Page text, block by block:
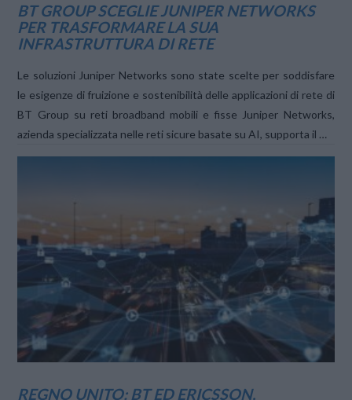
VIEW POST
BT GROUP SCEGLIE JUNIPER NETWORKS
PER TRASFORMARE LA SUA
INFRASTRUTTURA DI RETE
Le soluzioni Juniper Networks sono state scelte per soddisfare
le esigenze di fruizione e sostenibilità delle applicazioni di rete di
BT Group su reti broadband mobili e fisse Juniper Networks,
azienda specializzata nelle reti sicure basate su AI, supporta il …
REGNO UNITO: BT ED ERICSSON,